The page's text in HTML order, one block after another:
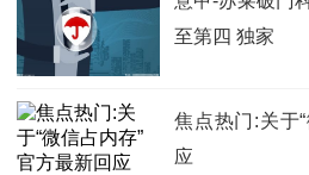
至第四 独家
焦点热门:关于
应